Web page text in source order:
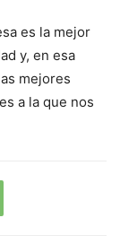
es la mejor
y, en esa
mejores
a la que nos